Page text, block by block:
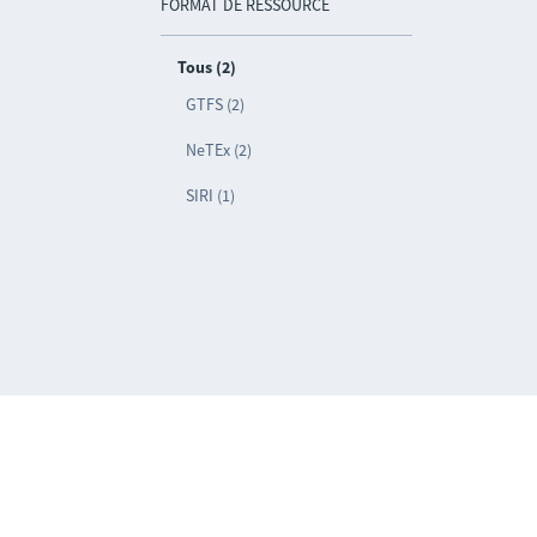
FORMAT DE RESSOURCE
Tous (2)
GTFS (2)
NeTEx (2)
SIRI (1)